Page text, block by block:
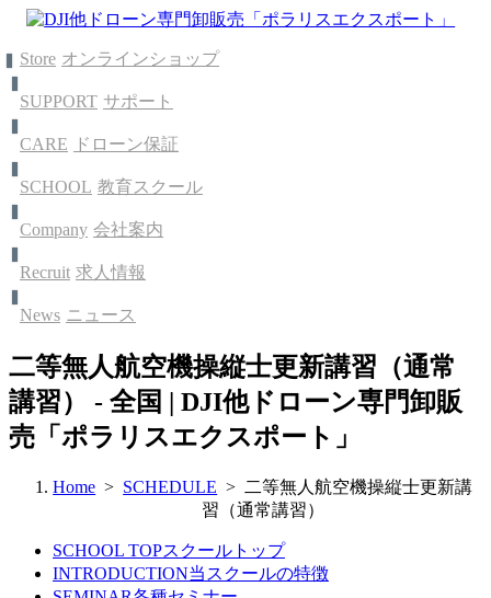
Store オンラインショップ
SUPPORT サポート
CARE ドローン保証
SCHOOL 教育スクール
Company 会社案内
Recruit 求人情報
News ニュース
二等無人航空機操縦士更新講習（通常
講習） - 全国 | DJI他ドローン専門卸販
売「ポラリスエクスポート」
Home > SCHEDULE > 二等無人航空機操縦士更新講
習（通常講習）
SCHOOL TOPスクールトップ
INTRODUCTION当スクールの特徴